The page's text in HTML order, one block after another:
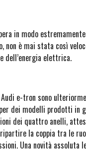
in modo
è mai stata così
dell’energia elettrica.
e-tron sono
dei modelli prodotti in
dei quattro anelli,
la coppia tra le
Una novità assoluta